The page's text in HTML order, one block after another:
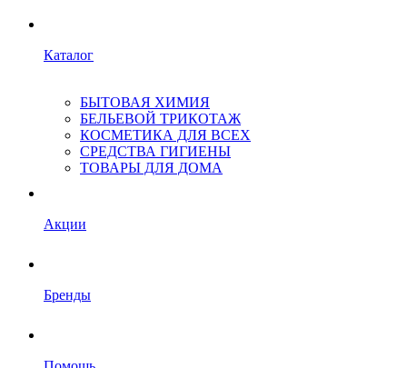
Каталог
БЫТОВАЯ ХИМИЯ
БЕЛЬЕВОЙ ТРИКОТАЖ
КОСМЕТИКА ДЛЯ ВСЕХ
СРЕДСТВА ГИГИЕНЫ
ТОВАРЫ ДЛЯ ДОМА
Акции
Бренды